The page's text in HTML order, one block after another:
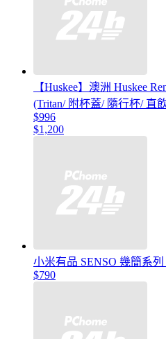
【Huskee】澳洲 Huskee
(Tritan/ 附杯蓋/ 隨行杯/ 直
$996
$1,200
小米有品 SENSO 幾簡系
$790